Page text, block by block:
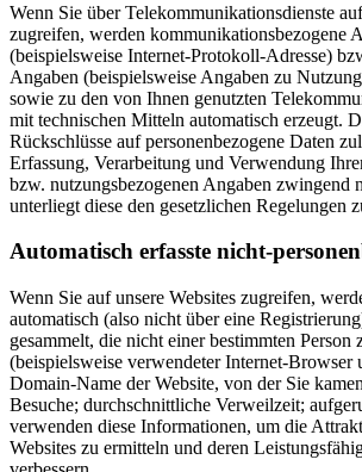
Wenn Sie über Telekommunikationsdienste
zugreifen, werden kommunikationsbezogene
(beispielsweise Internet-Protokoll-Adresse)
Angaben (beispielsweise Angaben zu
sowie zu den von Ihnen genutzten
mit technischen Mitteln automatisch erzeugt.
Rückschlüsse auf personenbezogene Daten
Erfassung, Verarbeitung und Verwendung
bzw. nutzungsbezogenen Angaben zwingend
unterliegt diese den gesetzlichen Regelungen
Automatisch erfasste nicht-
Wenn Sie auf unsere Websites zugreifen,
automatisch (also nicht über eine
gesammelt, die nicht einer bestimmten Person
(beispielsweise verwendeter Internet-Browser
Domain-Name der Website, von der Sie
Besuche; durchschnittliche Verweilzeit;
verwenden diese Informationen, um die
Websites zu ermitteln und deren